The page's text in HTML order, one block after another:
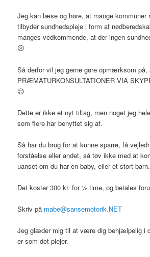
Jeg kan læse og høre, at mange kommuner
tilbyder sundhedspleje i form af
manges vedkommende, at der ingen
☹
Så derfor vil jeg gerne gøre opmærksom på,
PRÆMATURKONSULTATIONER VIA
😊
Dette er ikke et nyt tiltag, men noget jeg
som flere har benyttet sig af.
Så har du brug for at kunne sparre, få
forståelse eller andet, så tøv ikke med at
uanset om du har en baby, eller et stort barn.
Det koster 300 kr. for ½ time, og betales
Skriv på mabe@sansemotorik.NET
Jeg glæder mig til at være dig behjælpelig i
er som det plejer.